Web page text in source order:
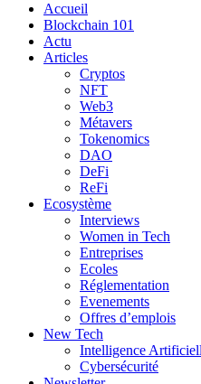
Accueil
Blockchain 101
Actu
Articles
Cryptos
NFT
Web3
Métavers
Tokenomics
DAO
DeFi
ReFi
Ecosystème
Interviews
Women in Tech
Entreprises
Ecoles
Réglementation
Evenements
Offres d’emplois
New Tech
Intelligence
Cybersécurité